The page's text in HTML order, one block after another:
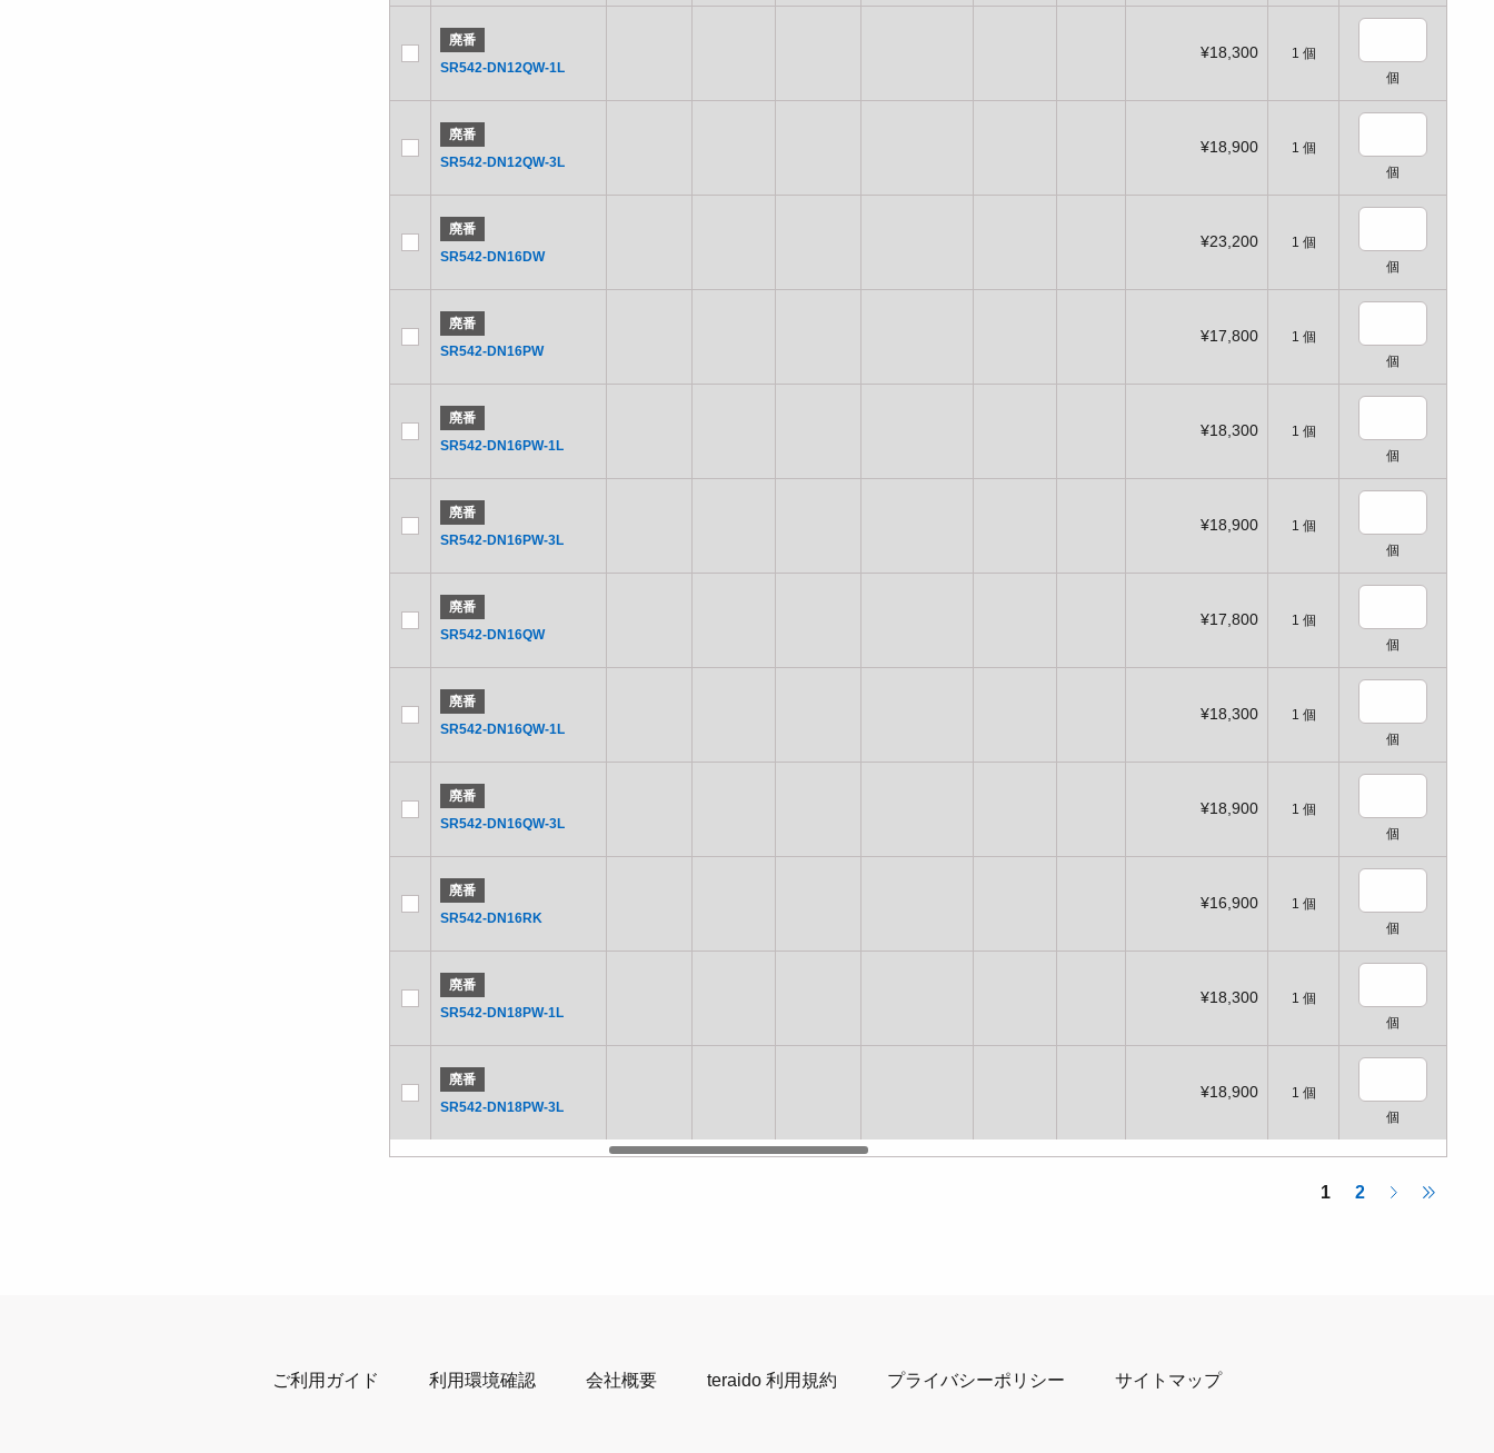
廃番
SR542-DN12QW-1L
廃番
SR542-DN12QW-3L
廃番
SR542-DN16DW
廃番
SR542-DN16PW
廃番
SR542-DN16PW-1L
廃番
SR542-DN16PW-3L
廃番
SR542-DN16QW
廃番
SR542-DN16QW-1L
廃番
SR542-DN16QW-3L
廃番
SR542-DN16RK
廃番
SR542-DN18PW-1L
廃番
SR542-DN18PW-3L
¥18,300 1 個
個
¥18,900 1 個
個
¥23,200 1 個
個
¥17,800 1 個
個
¥18,300 1 個
個
¥18,900 1 個
個
¥17,800 1 個
個
¥18,300 1 個
個
¥18,900 1 個
個
¥16,900 1 個
個
¥18,300 1 個
個
¥18,900 1 個
個
1 2
ご利用ガイド 利用環境確認 会社概要 teraido 利用規約 プライバシーポリシー サイトマップ